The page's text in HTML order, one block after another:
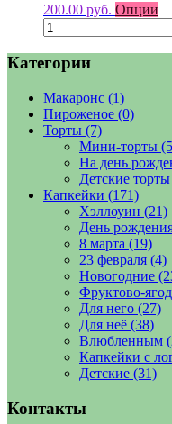
200.00 руб. Опции
Категории
Макаронс (1)
Пироженое (0)
Торты (7)
Мини-торты
На день
Детские торты
Капкейки (171)
Хэллоуин (21)
День
8 марта (19)
23 февраля (4)
Новогодние
Фруктово-
Для него (27)
Для неё (38)
Влюбленным
Капкейки с
Детские (31)
Контакты